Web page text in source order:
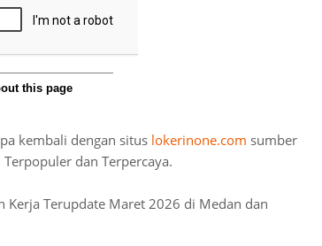
kembali dengan situs lokerinone.com sumber
dan Terpercaya.
Terupdate Maret 2026 di Medan dan